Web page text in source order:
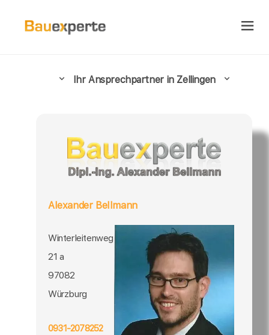
Ihr Ansprechpartner in Zellingen
Alexander Bellmann
Winterleitenweg
21 a
97082
Würzburg
0931-2078252